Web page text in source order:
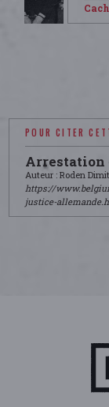
POUR CITER
Arrestation
Auteur : Roden
https://
justice-